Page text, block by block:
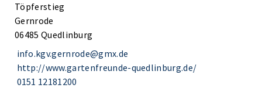
Töpferstieg
Gernrode
06485 Quedlinburg
info.kgv.gernrode@gmx.de
http://www.gartenfreunde-quedlinburg.de/
0151 12181200